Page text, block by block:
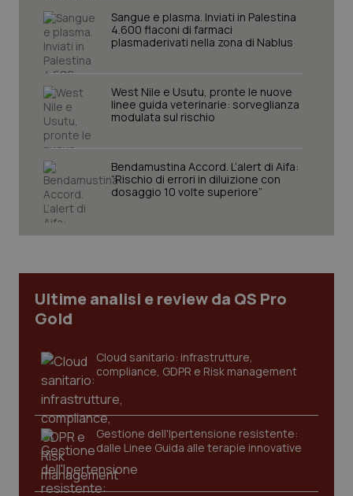
Sangue e plasma. Inviati in Palestina
4.600 flaconi di farmaci
plasmaderivati nella zona di Nablus
West Nile e Usutu, pronte le nuove
linee guida veterinarie: sorveglianza
modulata sul rischio
Bendamustina Accord. L’alert di Aifa:
“Rischio di errori in diluizione con
dosaggio 10 volte superiore”
Ultime analisi e review da QS Pro
Gold
Cloud sanitario: infrastrutture,
compliance, GDPR e Risk management
Gestione dell'Ipertensione resistente:
dalle Linee Guida alle terapie innovative
I cookie necessari contribuiscono a rendere fruibile il
sito web abilitandone funzionalità di base quali la
navigazione sulle pagine e l'accesso alle aree
protette del sito. Il sito web non è in grado di
funzionare correttamente senza questi cookie.
Nome
Fornitore /Dominio
VISITOR_PRIVACY_METADATA
YouTube
CookieScriptConsent
CookieScript
www.quotidianosanita.it